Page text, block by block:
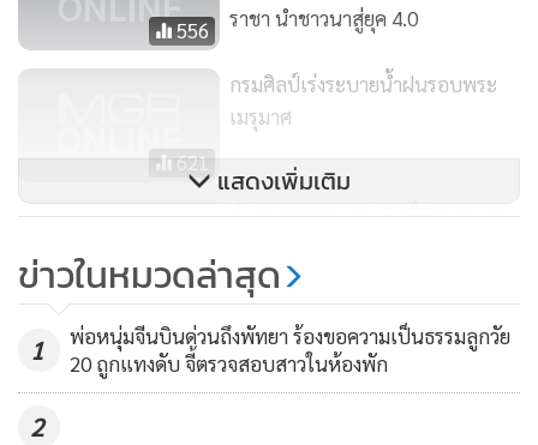
556
ราชา นำชาวนาสู่ยุค 4.0
621
กรมศิลป์เร่งระบายน้ำฝนรอบพระ
เมรุมาศ
1,344
ผู้ว่าฯ ลุยสวน “องุ่นบิวตี้ซีดเลส” ชู
ชาติตระการ
แสดงเพิ่มเติม
ข่าวในหมวดล่าสุด
1
พ่อหนุ่มจีนบินด่วนถึงพัทยา ร้องขอความเป็นธรรมลูกวัย
20 ถูกแทงดับ จี้ตรวจสอบสาวในห้องพัก
2